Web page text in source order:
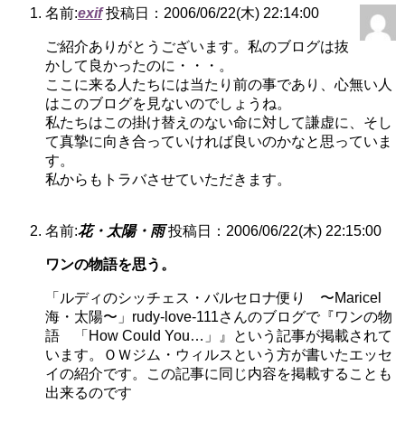
名前:exif 投稿日：2006/06/22(木) 22:14:00
ご紹介ありがとうございます。私のブログは抜
かして良かったのに・・・。
ここに来る人たちには当たり前の事であり、心無い人
はこのブログを見ないのでしょうね。
私たちはこの掛け替えのない命に対して謙虚に、そし
て真摯に向き合っていければ良いのかなと思っていま
す。
私からもトラバさせていただきます。
名前:花・太陽・雨 投稿日：2006/06/22(木) 22:15:00
ワンの物語を思う。
「ルディのシッチェス・バルセロナ便り 〜Maricel
海・太陽〜」rudy-love-111さんのブログで『ワンの物
語 「How Could You…」』という記事が掲載されて
います。ＯＷジム・ウィルスという方が書いたエッセ
イの紹介です。この記事に同じ内容を掲載することも
出来るのです